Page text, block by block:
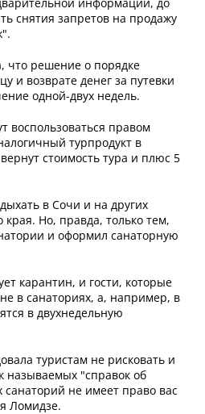
снятия запретов на продажу
что решение о порядке
и возврате денег за путевки
одной-двух недель.
воспользоваться правом
турпродукт в
стоимость тура и плюс 5
в Сочи и на других
края. Но, правда, только тем,
и оформил санаторную
карантин, и гости, которые
в санаториях, а, например, в
в двухнедельную
туристам не рисковать и
называемых "справок об
не имеет право вас
Ломидзе.